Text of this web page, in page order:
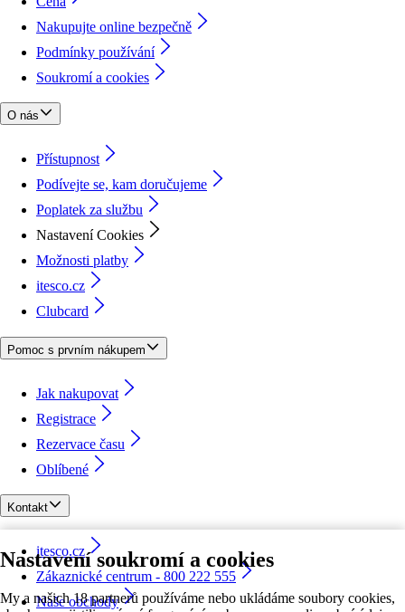
Nastavení soukromí a cookies
My a našich 18 partnerů používáme nebo ukládáme soubory cookies,
Nakupujte online bezpečně
Podmínky používání
Soukromí a cookies
O nás
Přístupnost
Podívejte se, kam doručujeme
Poplatek za službu
Nastavení Cookies
Možnosti platby
itesco.cz
Clubcard
Pomoc s prvním nákupem
Jak nakupovat
Registrace
Rezervace času
Oblíbené
Kontakt
itesco.cz
Zákaznické centrum - 800 222 555
Naše obchody